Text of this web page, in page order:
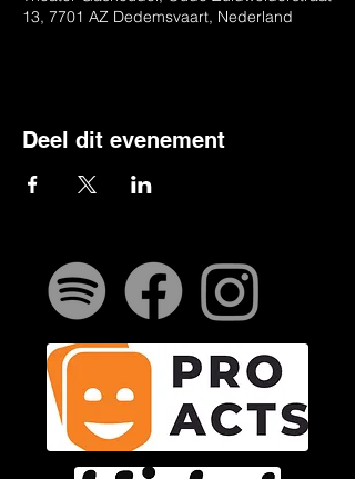
13, 7701 AZ Dedemsvaart, Nederland
Deel dit evenement